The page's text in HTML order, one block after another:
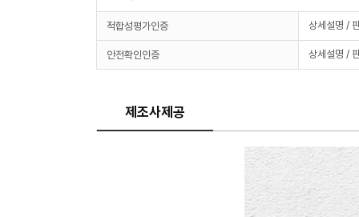
적합성평가인증 상세설명 /
안전확인인증 상세설명 /
제조사제공